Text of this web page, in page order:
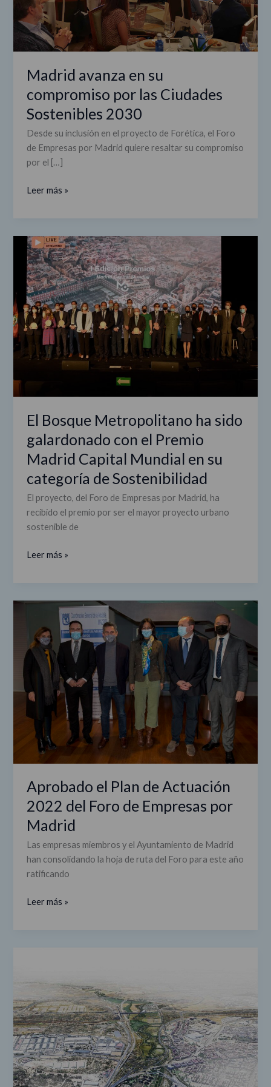
Madrid avanza en su
compromiso por las Ciudades
Sostenibles 2030
Desde su inclusión en el proyecto de Forética, el Foro
de Empresas por Madrid quiere resaltar su compromiso
por el […]
2030
Leer más »
El Bosque Metropolitano ha sido
galardonado con el Premio
Madrid Capital Mundial en su
categoría de Sostenibilidad
El proyecto, del Foro de Empresas por Madrid, ha
recibido el premio por ser el mayor proyecto urbano
sostenible de
El
Bosque
Metropolitano
ha
sido
galardonado
con
Premio
en
categoría
de
Sostenibilidad
Leer más »
Aprobado el Plan de Actuación
2022 del Foro de Empresas por
Madrid
Las empresas miembros y el Ayuntamiento de Madrid
han consolidando la hoja de ruta del Foro para este año
ratificando
Aprobado
Plan
de
Actuación
2022
del
Empresas
por
Madrid
Leer más »
conexión
de
los
sistemas
fluviales
del
río
Manzanares